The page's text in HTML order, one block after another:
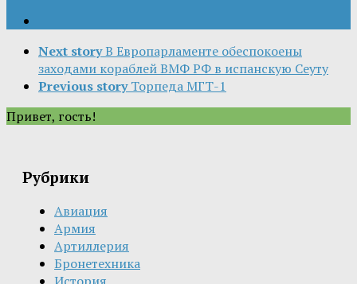
Next storyВ Европарламенте обеспокоены
заходами кораблей ВМФ РФ в испанскую Сеуту
Previous story Торпеда МГТ-1
Привет, гость!
Рубрики
Авиация
Армия
Артиллерия
Бронетехника